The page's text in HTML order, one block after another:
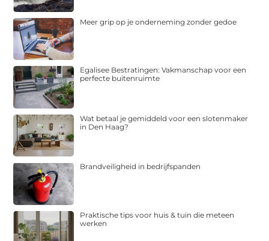
Meer grip op je onderneming zonder gedoe
Egalisee Bestratingen: Vakmanschap voor een
perfecte buitenruimte
Wat betaal je gemiddeld voor een slotenmaker
in Den Haag?
Brandveiligheid in bedrijfspanden
Praktische tips voor huis & tuin die meteen
werken